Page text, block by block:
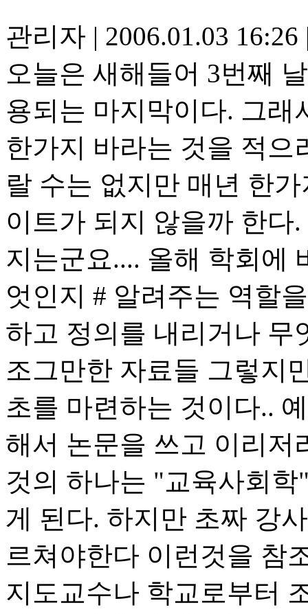
관리자 | 2006.01.03 16:26
오늘은 새해들어 3번째
용되는 마지막이다. 그래
한가지 바라는 것을 적으
랄 수는 없지만 매년 한
이트가 되지 않을까 한다
지는군요.... 올해 학회에
엇인지 # 알려주는 역할
하고 정의를 내리거나 무
조그만한 자료들 그렇지
초를 마련하는 것이다..
해서 논문을 쓰고 이리저
것의 하나는 "교육사회
게 된다. 하지만 초짜 강
르쳐야한다 이런것을 참
지도교수나 학교로부터